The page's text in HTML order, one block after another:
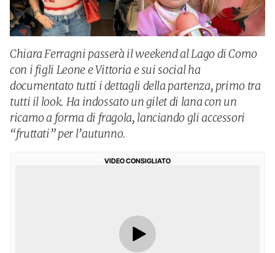
Chiara Ferragni passerà il weekend al Lago di Como
con i figli Leone e Vittoria e sui social ha
documentato tutti i dettagli della partenza, primo tra
tutti il look. Ha indossato un gilet di lana con un
ricamo a forma di fragola, lanciando gli accessori
“fruttati” per l’autunno.
VIDEO CONSIGLIATO